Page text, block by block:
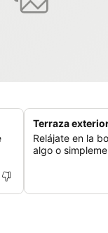
Terraza
Relájate en la
algo o